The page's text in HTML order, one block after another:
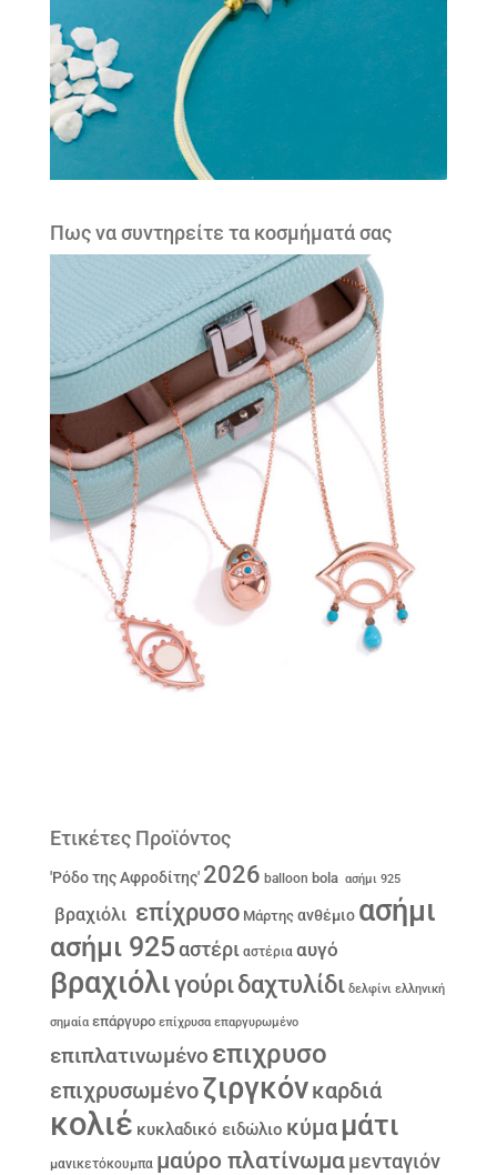
Πως να συντηρείτε τα κοσμήματά σας
Ετικέτες Προϊόντος
'Ρόδο της Αφροδίτης' 2026 balloon bola ασήμι 925
βραχιόλι επίχρυσο Μάρτης ανθέμιο ασήμι
ασήμι 925αστέρι αστέρια αυγό
βραχιόλιγούριδαχτυλίδι δελφίνι ελληνική
σημαία επάργυρο επίχρυσα επαργυρωμένο
επιπλατινωμένο επιχρυσο
επιχρυσωμένοζιργκόνκαρδιά
κολιέ κυκλαδικό ειδώλιο κύμα μάτι
μανικετόκουμπα μαύρο πλατίνωμα μενταγιόν